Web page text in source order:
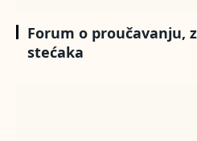
Forum o proučavanju,
stećaka